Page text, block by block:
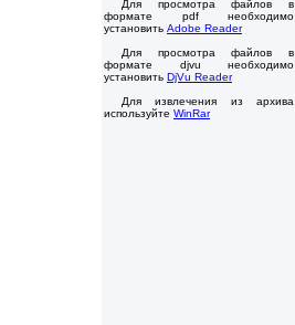
Для просмотра файлов в
формате pdf необходимо
установить Adobe Reader
Для просмотра файлов в
формате djvu необходимо
установить DjVu Reader
Для извлечения из архива
используйте WinRar